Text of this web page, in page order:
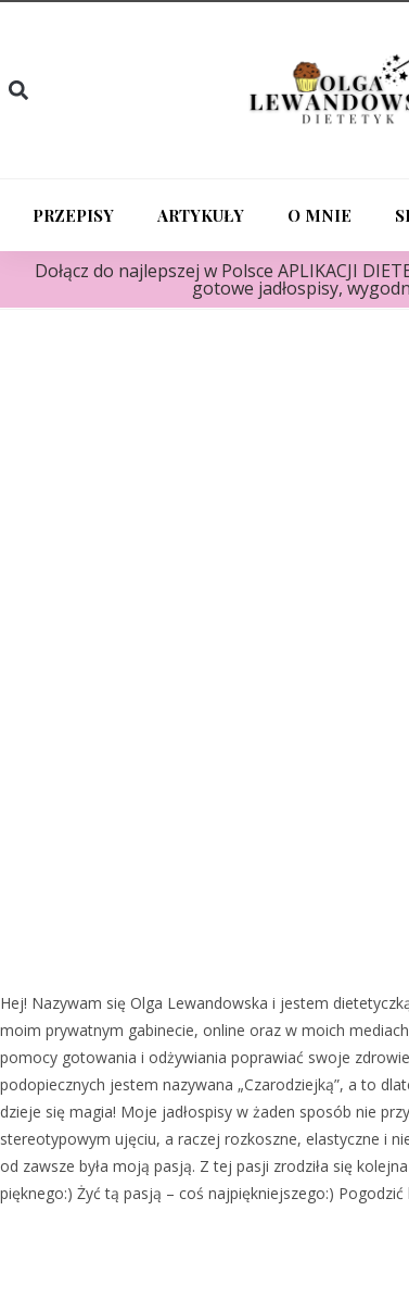
PRZEPISY ARTYKUŁY O MNIE
Dołącz do najlepszej w Polsce APLIKACJI
gotowe jadłospisy,
Hej! Nazywam się Olga Lewandowska i jestem
moim prywatnym gabinecie, online oraz w moich
pomocy gotowania i odżywiania poprawiać swoje
podopiecznych jestem nazywana „Czarodziejką”, a to
dzieje się magia! Moje jadłospisy w żaden sposób nie
stereotypowym ujęciu, a raczej rozkoszne, elastyczne i
od zawsze była moją pasją. Z tej pasji zrodziła się
pięknego:) Żyć tą pasją – coś najpiękniejszego:)